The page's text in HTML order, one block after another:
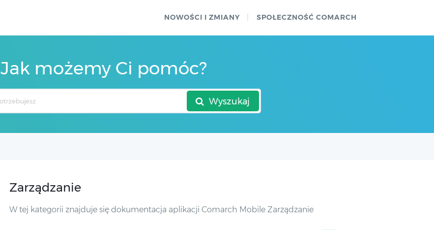
NOWOŚCI I ZMIANY SPOŁECZNOŚĆ COMARCH
Jak możemy Ci pomóc?
Wyszukaj
Zarządzanie
W tej kategorii znajduje się dokumentacja aplikacji Comarch Mobile Zarządzanie